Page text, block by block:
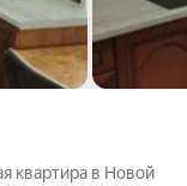
квартира в Новой